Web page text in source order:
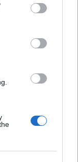
-
στην πόλη
-
Η/Υ &